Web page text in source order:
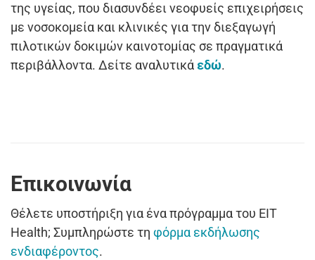
της υγείας, που διασυνδέει νεοφυείς επιχειρήσεις
με νοσοκομεία και κλινικές για την διεξαγωγή
πιλοτικών δοκιμών καινοτομίας σε πραγματικά
περιβάλλοντα. Δείτε αναλυτικάεδώ.
Επικοινωνία
Θέλετε υποστήριξη για ένα πρόγραμμα του EIT
Health; Συμπληρώστε τη φόρμα εκδήλωσης
ενδιαφέροντος.